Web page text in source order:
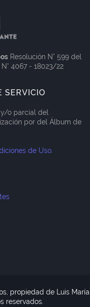
Resolución N° 599 del
4067 - 18023/22
SERVICIO
o parcial del
por del Álbum de
de Uso.
propiedad de Luis María
reservados.